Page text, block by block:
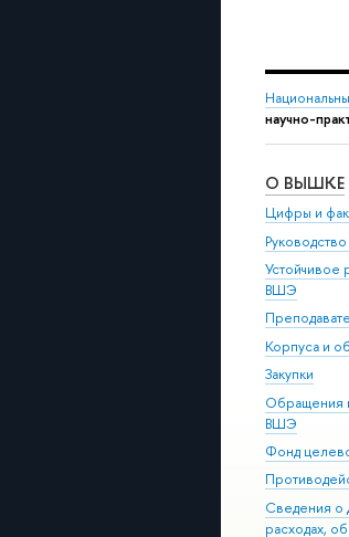
научно-
О ВЫШКЕ
Цифры и
Устойчивое
ВШЭ
Корпуса и
Закупки
Обращения
ВШЭ
Фонд
Сведения о
расходах,